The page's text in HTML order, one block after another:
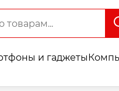
и гаджеты